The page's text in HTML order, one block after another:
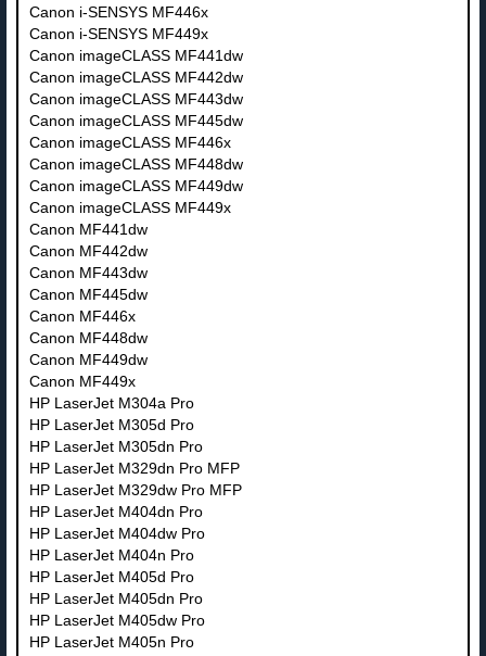
Canon i-SENSYS MF446x
Canon i-SENSYS MF449x
Canon imageCLASS MF441dw
Canon imageCLASS MF442dw
Canon imageCLASS MF443dw
Canon imageCLASS MF445dw
Canon imageCLASS MF446x
Canon imageCLASS MF448dw
Canon imageCLASS MF449dw
Canon imageCLASS MF449x
Canon MF441dw
Canon MF442dw
Canon MF443dw
Canon MF445dw
Canon MF446x
Canon MF448dw
Canon MF449dw
Canon MF449x
HP LaserJet M304a Pro
HP LaserJet M305d Pro
HP LaserJet M305dn Pro
HP LaserJet M329dn Pro MFP
HP LaserJet M329dw Pro MFP
HP LaserJet M404dn Pro
HP LaserJet M404dw Pro
HP LaserJet M404n Pro
HP LaserJet M405d Pro
HP LaserJet M405dn Pro
HP LaserJet M405dw Pro
HP LaserJet M405n Pro